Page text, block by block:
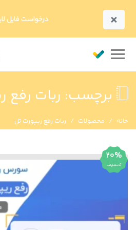
× درخواست فایل
برچسب: ربات رفع
خانه محصولات ربات رفع ریپورت تل
20%
تخفیف